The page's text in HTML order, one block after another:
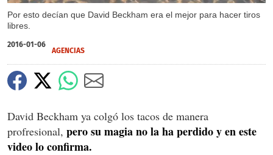
Por esto decían que David Beckham era el mejor para hacer tiros
libres.
2016-01-06
AGENCIAS
David Beckham ya colgó los tacos de manera
profresional, pero su magia no la ha perdido y en este
video lo confirma.